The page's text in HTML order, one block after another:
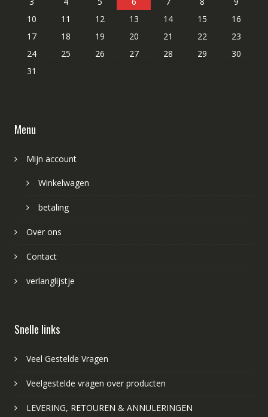
10
11 12 13 14 15
16
17
18 19 20 21 22
23
24
25 26 27 28 29
30
31
Menu
Mijn account
Winkelwagen
betaling
Over ons
Contact
verlanglijstje
Snelle links
Veel Gestelde Vragen
Veelgestelde vragen over producten
LEVERING, RETOUREN & ANNULERINGEN